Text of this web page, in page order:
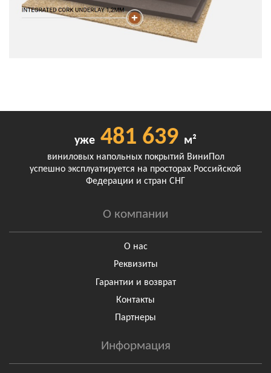
уже 481 639 м²
виниловых напольных покрытий ВиниПол
успешно эксплуатируется на просторах Российской
Федерации и стран СНГ
О компании
О нас
Реквизиты
Гарантии и возврат
Контакты
Партнеры
Информация